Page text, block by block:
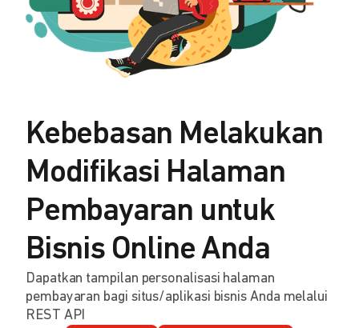
Kebebasan Melakukan
Modifikasi Halaman
Pembayaran untuk
Bisnis Online Anda
Dapatkan tampilan personalisasi halaman
pembayaran bagi situs/aplikasi bisnis Anda melalui
REST API